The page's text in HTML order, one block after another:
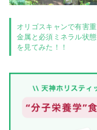
オリゴスキャンで有害重
金属と必須ミネラル状態
を見てみた！！